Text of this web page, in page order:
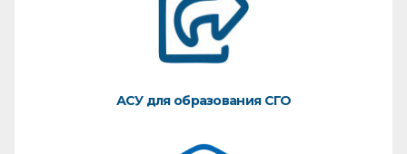
АСУ для образования СГО